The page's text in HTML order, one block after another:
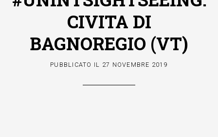
CIVITA DI
BAGNOREGIO (VT)
PUBBLICATO IL 27 NOVEMBRE 2019